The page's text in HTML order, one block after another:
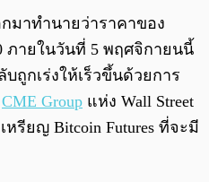
มาทำนายว่าราคาของ
ภายในวันที่ 5 พฤศจิกายนนี้
ถูกเร่งให้เร็วขึ้นด้วยการ
CME Group แห่ง Wall Street
รียญ​ Bitcoin Futures ที่จะมี